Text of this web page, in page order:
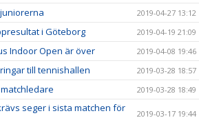
2019-04-27 13:12
i Göteborg 2019-04-19 21:09
Indoor Open är över 2019-04-08 19:46
till tennishallen 2019-03-28 18:57
2019-03-28 18:49
seger i sista matchen för
2019-03-17 19:44